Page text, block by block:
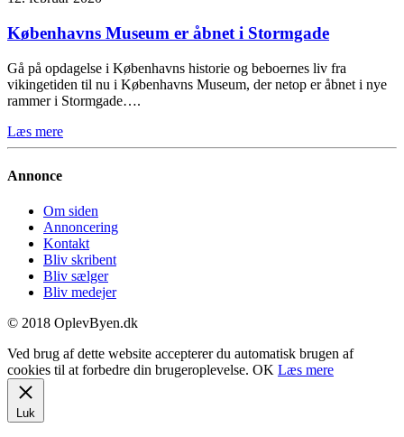
Københavns Museum er åbnet i Stormgade
Gå på opdagelse i Københavns historie og beboernes liv fra
vikingetiden til nu i Københavns Museum, der netop er åbnet i nye
rammer i Stormgade….
Læs mere
Annonce
Om siden
Annoncering
Kontakt
Bliv skribent
Bliv sælger
Bliv medejer
© 2018 OplevByen.dk
Ved brug af dette website accepterer du automatisk brugen af
cookies til at forbedre din brugeroplevelse. OK Læs mere
Luk